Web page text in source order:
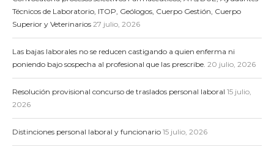
Técnicos de Laboratorio, ITOP, Geólogos, Cuerpo Gestión, Cuerpo
Superior y Veterinarios 27 julio, 2026
Las bajas laborales no se reducen castigando a quien enferma ni
poniendo bajo sospecha al profesional que las prescribe. 20 julio, 2026
Resolución provisional concurso de traslados personal laboral 15 julio,
2026
Distinciones personal laboral y funcionario 15 julio, 2026